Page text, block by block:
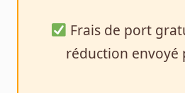
Frais de port
réduction envoyé